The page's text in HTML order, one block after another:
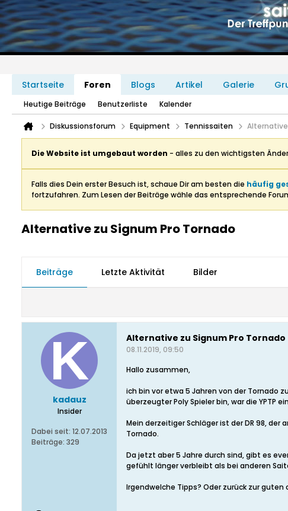
Startseite Foren Blogs Artikel Galerie
Heutige Beiträge Benutzerliste Kalender
Diskussionsforum Equipment Tennissaiten Alternative
Die Website ist umgebaut worden - alles zu den wichtigsten
Falls dies Dein erster Besuch ist, schaue Dir am besten die häufig
fortzufahren. Zum Lesen der Beiträge wähle das entsprechende
Alternative zu Signum Pro Tornado
Beiträge Letzte Aktivität Bilder
kadauz
Insider
Dabei seit: 12.07.2013
Beiträge: 329
Alternative zu Signum Pro Tornado
08.11.2019, 09:50
Hallo zusammen,
ich bin vor etwa 5 Jahren von der Tornado
überzeugter Poly Spieler bin, war die YPTP
Mein derzeitiger Schläger ist der DR 98,
Tornado.
Da jetzt aber 5 Jahre durch sind, gibt es
gefühlt länger verbleibt als bei anderen
Irgendwelche Tipps? Oder zurück zur guten